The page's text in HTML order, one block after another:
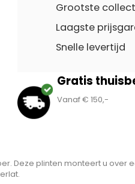
Grootste
Laagste
Snelle levertijd
Gratis
Vanaf € 150,-
Deze plinten monteert u over